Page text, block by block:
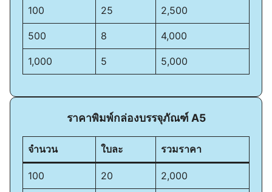
100 25 2,500
500 8 4,000
1,000 5 5,000
ราคาพิมพ์กล่องบรรจุภัณฑ์ A5
จำนวน ใบละ รวมราคา
100 20 2,000